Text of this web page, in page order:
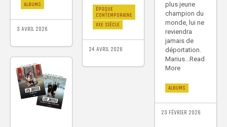
ÉPOQUE
CONTEMPORAINE
XXE SIÈCLE
24 AVRIL 2026
ALBUMS
3 AVRIL 2026
plus jeune
champion du
monde, lui ne
reviendra
jamais de
déportation.
Marius...Read
More
ALBUMS
23 FÉVRIER 2026